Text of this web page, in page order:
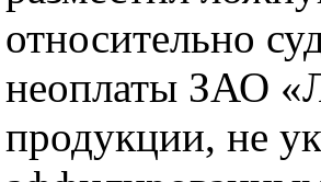
относительно
неоплаты ЗАО
продукции, не